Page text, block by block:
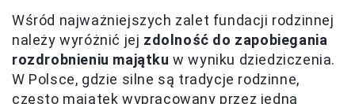
Wśród najważniejszych zalet fundacji rodzinnej
należy wyróżnić jej zdolność do zapobiegania
rozdrobnieniu majątku w wyniku dziedziczenia.
W Polsce, gdzie silne są tradycje rodzinne,
często majątek wypracowany przez jedną